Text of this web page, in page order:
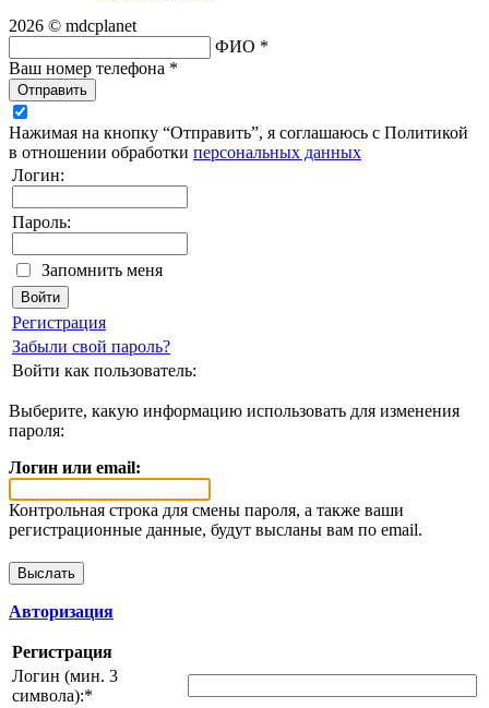
2026 © mdcplanet
ФИО *
Ваш номер телефона *
Отправить
Нажимая на кнопку “Отправить”, я соглашаюсь с Политикой
в отношении обработки персональных данных
Логин:
Пароль:
Запомнить меня
Регистрация
Забыли свой пароль?
Войти как пользователь:
Выберите, какую информацию использовать для изменения
пароля:
Логин или email:
Контрольная строка для смены пароля, а также ваши
регистрационные данные, будут высланы вам по email.
Авторизация
Регистрация
Логин (мин. 3
символа):*